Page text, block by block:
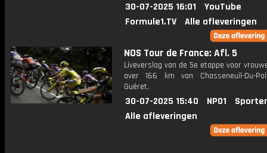
30-07-2025 16:01
YouTube
Formule1.TV
Alle afleveringen
NOS Tour de France: Afl. 5
Liveverslag van de 5e etappe voor
over 166 km van Chasseneuil-Du-
Guéret.
30-07-2025 15:40 NPO1
Alle afleveringen